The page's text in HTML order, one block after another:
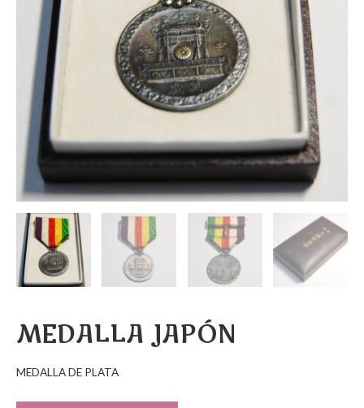
MEDALLA JAPÓN
MEDALLA DE PLATA